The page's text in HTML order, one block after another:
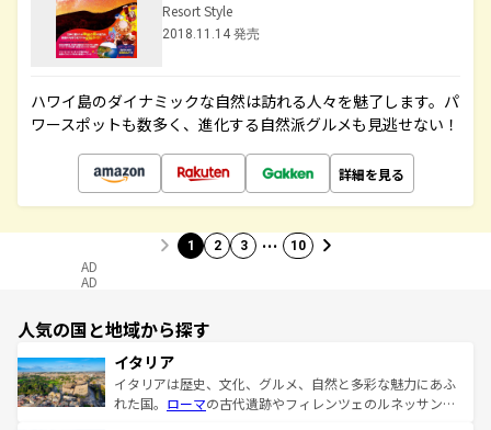
Resort Style
2018.11.14 発売
ハワイ島のダイナミックな自然は訪れる人々を魅了します。パ
ワースポットも数多く、進化する自然派グルメも見逃せない！
詳細を見る
1 2 3 … 10
AD
AD
人気の国と地域から探す
イタリア
イタリアは歴史、文化、グルメ、自然と多彩な魅力にあふ
れた国。 ローマの古代遺跡やフィレンツェのルネッサンス